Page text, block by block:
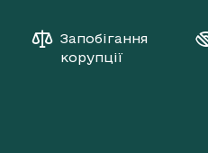
Запобігання
корупції